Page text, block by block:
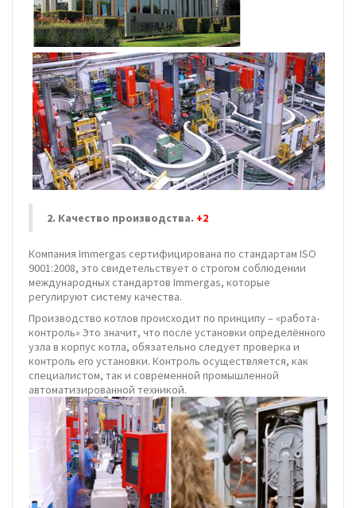
2. Качество производства. +2
Компания Immergas сертифицирована по стандартам ISO
9001:2008, это свидетельствует о строгом соблюдении
международных стандартов Immergas, которые
регулируют систему качества.
Производство котлов происходит по принципу – «работа-
контроль» Это значит, что после установки определённого
узла в корпус котла, обязательно следует проверка и
контроль его установки. Контроль осуществляется, как
специалистом, так и современной промышленной
автоматизированной техникой.